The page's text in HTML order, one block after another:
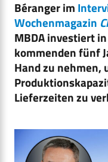
Béranger im
Wochenmagazin
MBDA investiert
kommenden fünf
Hand zu nehmen,
Lieferzeiten zu